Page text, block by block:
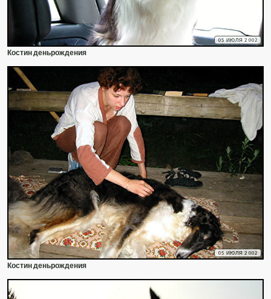
05 ИЮЛЯ 2002
Костин деньрождения
05 ИЮЛЯ 2002
Костин деньрождения